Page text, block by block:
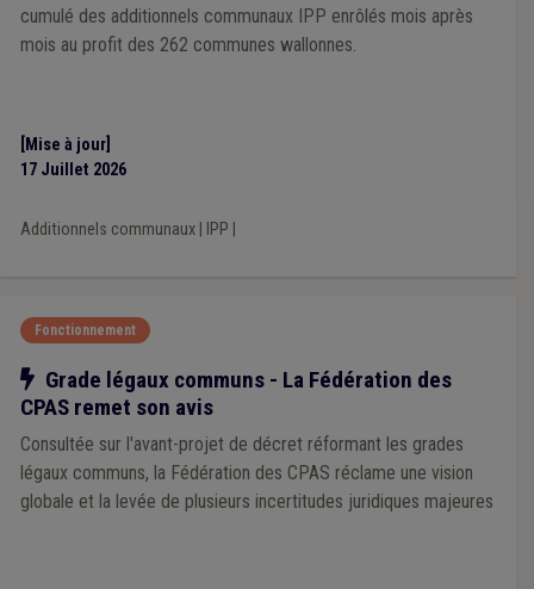
cumulé des additionnels communaux IPP enrôlés mois après
mois au profit des 262 communes wallonnes.
[Mise à jour]
17 Juillet 2026
Additionnels communaux| IPP
Fonctionnement
Notre action
Grade légaux communs - La Fédération des
CPAS remet son avis
Consultée sur l'avant-projet de décret réformant les grades
légaux communs, la Fédération des CPAS réclame une vision
globale et la levée de plusieurs incertitudes juridiques majeures